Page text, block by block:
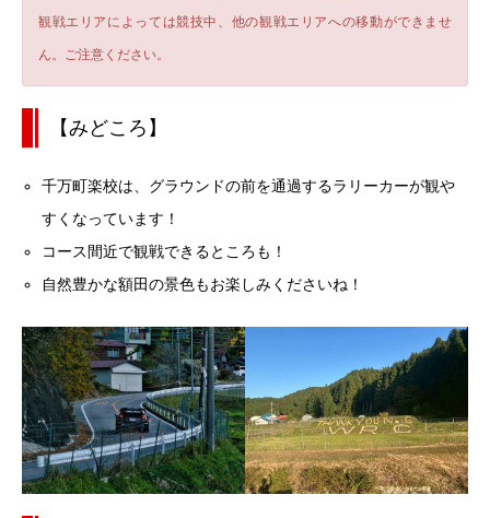
観戦エリアによっては競技中、他の観戦エリアへの移動ができませ
ん。ご注意ください。
【みどころ】
千万町楽校は、グラウンドの前を通過するラリーカーが観や
すくなっています！
コース間近で観戦できるところも！
自然豊かな額田の景色もお楽しみくださいね！